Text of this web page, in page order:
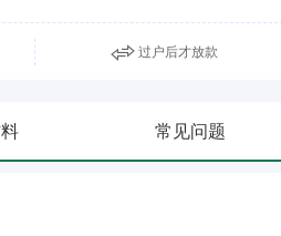
过户后才放款
常见问题